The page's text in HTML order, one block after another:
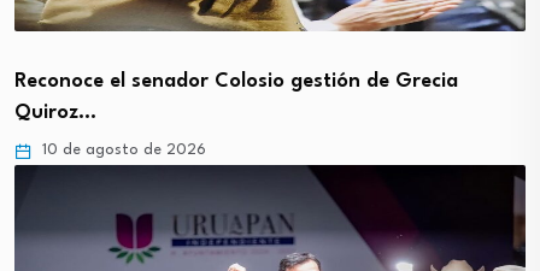
Reconoce el senador Colosio gestión de Grecia
Quiroz…
10 de agosto de 2026